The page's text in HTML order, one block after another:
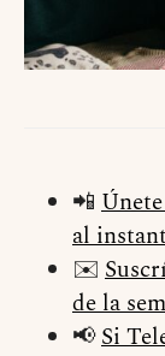
📲
al
✉️
de la
📢Si